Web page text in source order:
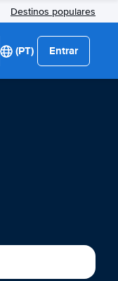
Destinos populares
(PT) Entrar